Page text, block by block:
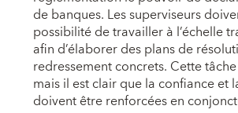
de banques. Les superviseurs
possibilité de travailler à l’échelle
afin d’élaborer des plans de
redressement concrets. Cette tâche
mais il est clair que la confiance et
doivent être renforcées en